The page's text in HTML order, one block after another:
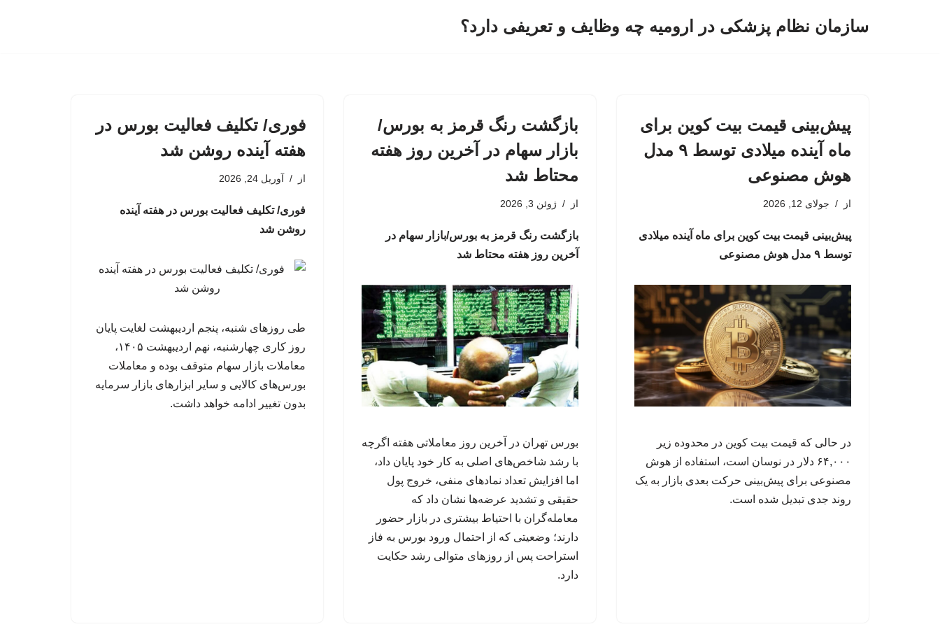
سازمان نظام پزشکی در ارومیه چه وظایف و تعریفی دارد؟
پیش‌بینی قیمت بیت کوین برای
ماه آینده میلادی توسط ۹ مدل
هوش مصنوعی
از جولای 12, 2026
پیش‌بینی قیمت بیت کوین برای ماه آینده میلادی
توسط ۹ مدل هوش مصنوعی
در حالی که قیمت بیت کوین در محدوده زیر
۶۴,۰۰۰ دلار در نوسان است، استفاده از هوش
مصنوعی برای پیش‌بینی حرکت بعدی بازار به یک
روند جدی تبدیل شده است.
بازگشت رنگ قرمز به بورس/
بازار سهام در آخرین روز هفته
محتاط شد
از ژوئن 3, 2026
بازگشت رنگ قرمز به بورس/بازار سهام در
آخرین روز هفته محتاط شد
بورس تهران در آخرین روز معاملاتی هفته اگرچه
با رشد شاخص‌های اصلی به کار خود پایان داد،
اما افزایش تعداد نمادهای منفی، خروج پول
حقیقی و تشدید عرضه‌ها نشان داد که
معامله‌گران با احتیاط بیشتری در بازار حضور
دارند؛ وضعیتی که از احتمال ورود بورس به فاز
استراحت پس از روزهای متوالی رشد حکایت
دارد.
فوری/ تکلیف فعالیت بورس در
هفته آینده روشن شد
از آوریل 24, 2026
فوری/ تکلیف فعالیت بورس در هفته آینده
روشن شد
طی روزهای شنبه، پنجم اردیبهشت لغایت پایان
روز کاری چهارشنبه، نهم اردیبهشت ۱۴۰۵،
معاملات بازار سهام متوقف بوده و معاملات
بورس‌های کالایی و سایر ابزارهای بازار سرمایه
بدون تغییر ادامه خواهد داشت.